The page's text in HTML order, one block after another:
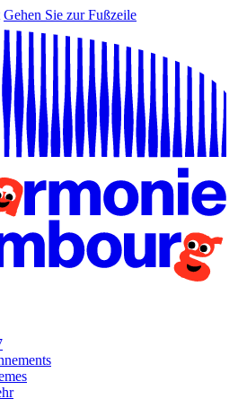
Gehen Sie zur Fußzeile